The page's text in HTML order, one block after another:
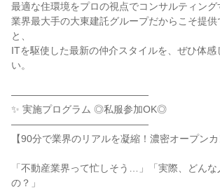
最適な住環境をプロの視点でコンサルティング
業界最大手の大東建託グループだからこそ提供
と、
ITを駆使した最新の仲介スタイルを、ぜひ体感
い。
――――――――――――――
✨ 実施プログラム ◎私服参加OK◎
――――――――――――――
【90分で業界のリアルを凝縮！濃密オープンカ
「不動産業界って忙しそう…」「実際、どん
の？」